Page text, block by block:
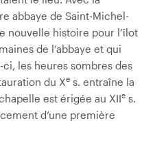
abbaye de Saint-Michel-
nouvelle histoire pour l’îlot
de l’abbaye et qui
les heures sombres des
du Xe s. entraîne la
est érigée au XIIe s.
d’une première